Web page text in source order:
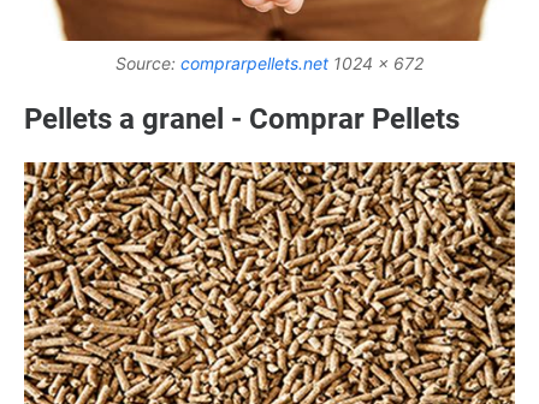
Source: comprarpellets.net 1024 x 672
Pellets a granel - Comprar Pellets